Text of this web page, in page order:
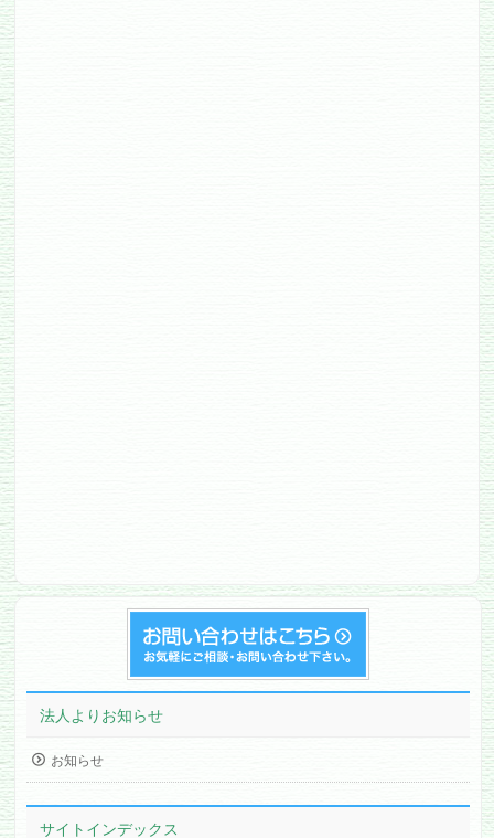
法人よりお知らせ
お知らせ
サイトインデックス